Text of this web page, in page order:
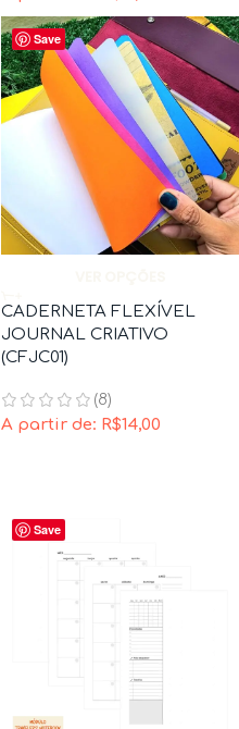
Save
CADERNETA FLEXÍVEL
JOURNAL CRIATIVO
(CFJC01)
(8)
A partir de: R$14,00
Save